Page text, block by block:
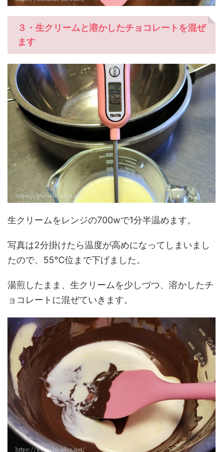
３・生クリームと溶かしたチョコレートを混ぜ
ます
生クリームをレンジの700wで1分半温めます。
写真は2分掛けたら温度が高めになってしまいまし
たので、55℃位まで下げました。
湯煎したまま、生クリームを少しづつ、溶かしたチ
ョコレートに混ぜていきます。